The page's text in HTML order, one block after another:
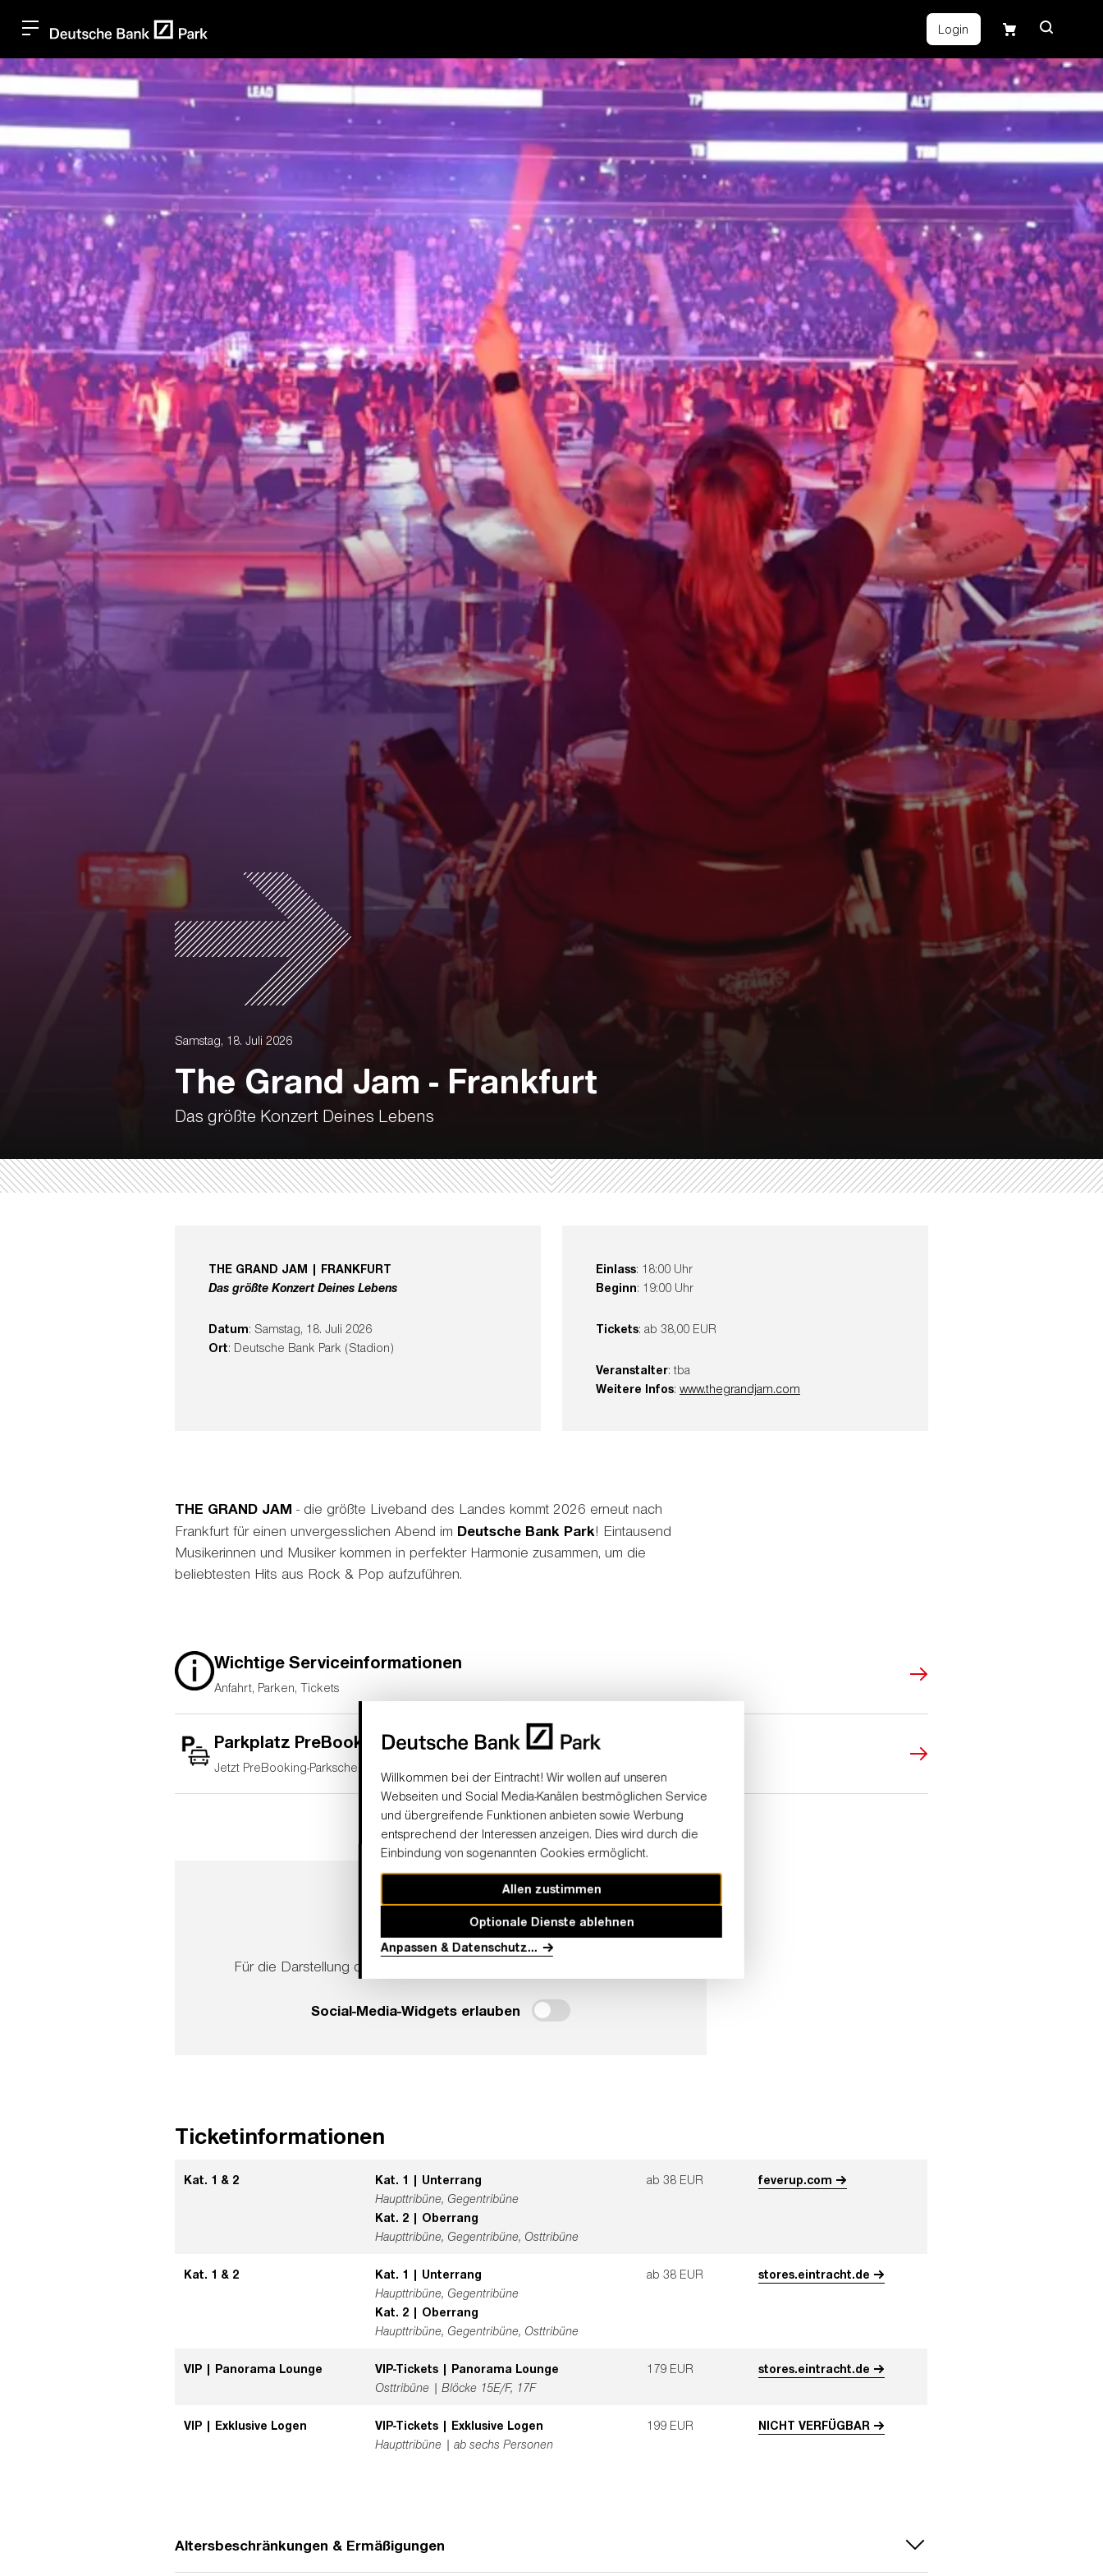
Login
Samstag, 18. Juli 2026
The Grand Jam - Frankfurt
Das größte Konzert Deines Lebens
THE GRAND JAM | FRANKFURT
Das größte Konzert Deines Lebens
Datum: Samstag, 18. Juli 2026
Ort: Deutsche Bank Park (Stadion)
Einlass: 18:00 Uhr
Beginn: 19:00 Uhr
Tickets: ab 38,00 EUR
Veranstalter: tba
Weitere Infos: www.thegrandjam.com
THE GRAND JAM - die größte Liveband des Landes kommt 2026 erneut nach
Frankfurt für einen unvergesslichen Abend im Deutsche Bank Park! Eintausend
Musikerinnen und Musiker kommen in perfekter Harmonie zusammen, um die
beliebtesten Hits aus Rock & Pop aufzuführen.
Wichtige Serviceinformationen
Anfahrt, Parken, Tickets
Parkplatz PreBooking
Jetzt PreBooking-Parkschein buchen
Für die Darstellung dieses Widgets ist eine Einwilligung erforderlich.
Social-Media-Widgets erlauben
Ticketinformationen
Kat. 1 & 2
Kat. 1 | Unterrang
Haupttribüne, Gegentribüne
Kat. 2 | Oberrang
Haupttribüne, Gegentribüne, Osttribüne
ab 38 EUR feverup.com
Kat. 1 & 2
Kat. 1 | Unterrang
Haupttribüne, Gegentribüne
Kat. 2 | Oberrang
Haupttribüne, Gegentribüne, Osttribüne
ab 38 EUR stores.eintracht.de
VIP | Panorama Lounge
VIP-Tickets | Panorama Lounge
Osttribüne | Blöcke 15E/F, 17F
179 EUR stores.eintracht.de
VIP | Exklusive Logen
VIP-Tickets | Exklusive Logen
Haupttribüne | ab sechs Personen
199 EUR NICHT VERFÜGBAR
Altersbeschränkungen & Ermäßigungen
Willkommen bei der Eintracht! Wir wollen auf unseren
Webseiten und Social Media-Kanälen bestmöglichen Service
und übergreifende Funktionen anbieten sowie Werbung
entsprechend der Interessen anzeigen. Dies wird durch die
Einbindung von sogenannten Cookies ermöglicht.
Allen zustimmen
Optionale Dienste ablehnen
Anpassen & Datenschutz...